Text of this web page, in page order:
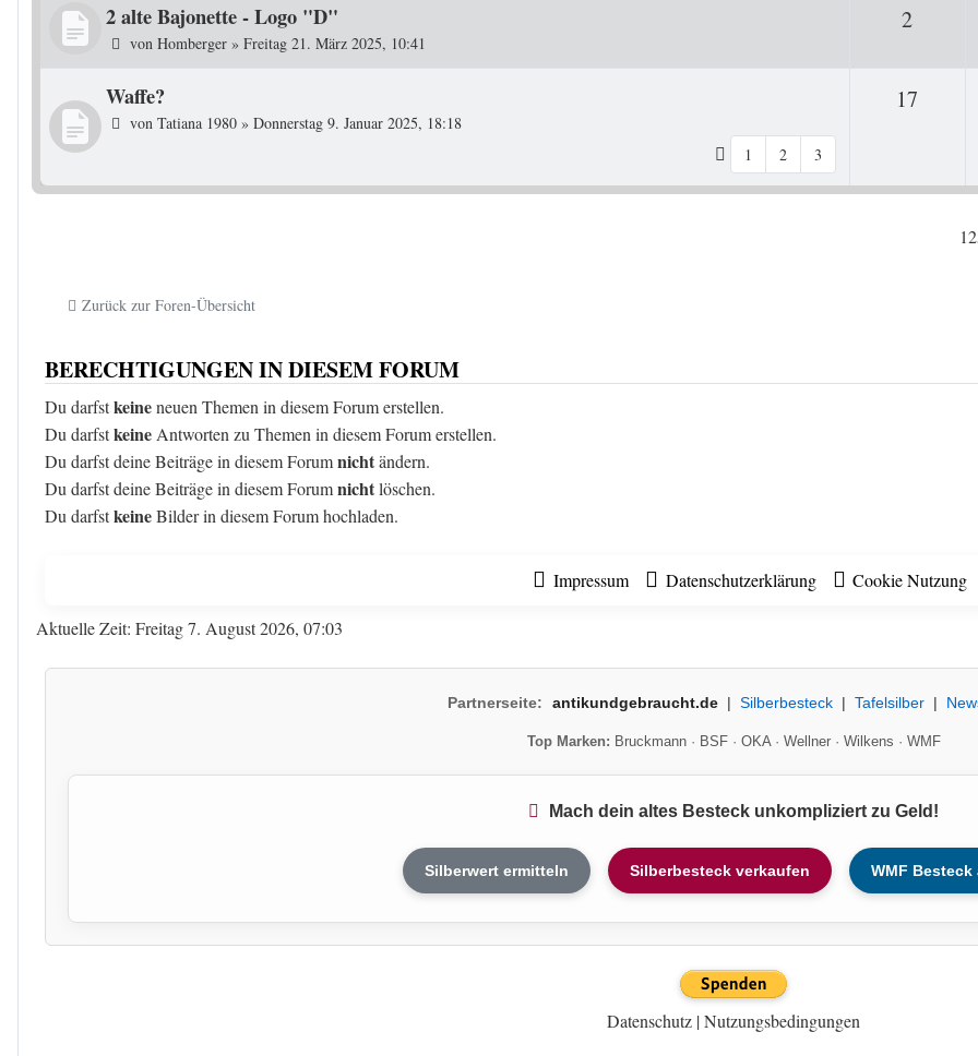
2 alte Bajonette - Logo "D"
von Homberger » Freitag 21. März 2025, 10:41
2
Waffe?
von Tatiana 1980 » Donnerstag 9. Januar 2025, 18:18
1
2 3
17
Zurück zur Foren-Übersicht
BERECHTIGUNGEN IN DIESEM FORUM
Du darfstkeineneuen Themen in diesem Forum erstellen.
Du darfstkeine Antworten zu Themen in diesem Forum erstellen.
Du darfst deine Beiträge in diesem Forumnichtändern.
Du darfst deine Beiträge in diesem Forumnichtlöschen.
Du darfstkeineBilder in diesem Forum hochladen.
Impressum Datenschutzerklärung Cookie Nutzung
Aktuelle Zeit: Freitag 7. August 2026, 07:03
Partnerseite: antikundgebraucht.de | Silberbesteck | Tafelsilber |
Top Marken: Bruckmann· BSF· OKA· Wellner· Wilkens · WMF
Mach dein altes Besteck unkompliziert zu Geld!
Silberwert ermitteln Silberbesteck verkaufen WMF Besteck
Datenschutz |Nutzungsbedingungen